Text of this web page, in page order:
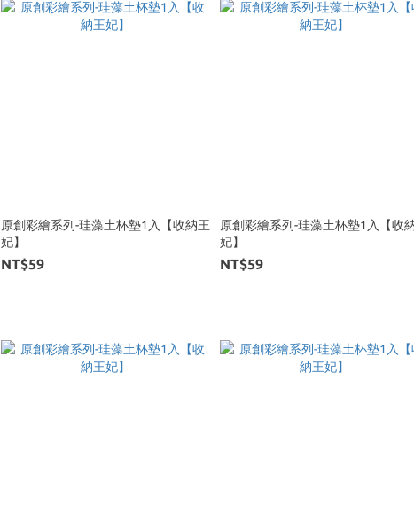
原創彩繪系列-珪藻土杯墊1入【收納王
妃】
NT$59
原創彩繪系列-珪藻土杯墊1入【收
妃】
NT$59